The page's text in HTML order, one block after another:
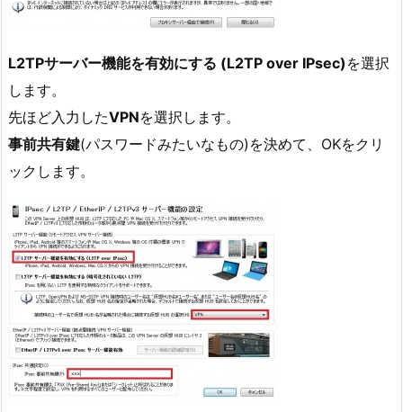
L2TPサーバー機能を有効にする (L2TP over IPsec) を選択
します。
先ほど入力したVPNを選択します。
事前共有鍵(パスワードみたいなもの)を決めて、OKをクリ
ックします。